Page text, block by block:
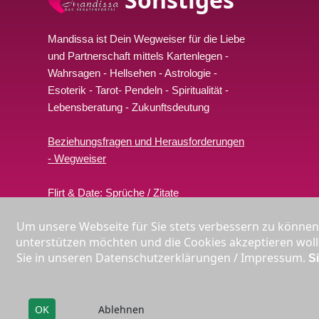
Mandissa ist Dein Wegweiser für die Liebe
und Partnerschaft mittels Kartenlegen -
Wahrsagen - Hellsehen - Astrologie -
Esoterik - Tarot- Pendeln - Spiritualität -
Lebensberatung - Zukunftsdeutung
Beziehungsfragen und Herausforderungen
- Wegweiser
Flirt & Date: Sprüche / Zitate
Liebeslegung online
*Gebühr pro Minute
Um unsere Webseite für Sie stets verbessern zu
unterstützen möchten und die Cookies akzeptieren
Sie in unseren Datenschutzerklärungen / Impressum.
OK Ablehnen